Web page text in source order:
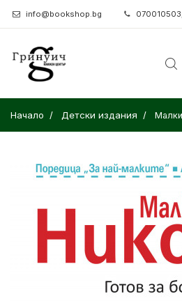
info@bookshop.bg
Начало Детски издания